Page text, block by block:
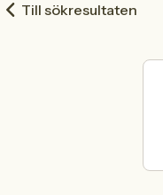
Arbetsliv och karriär
För arbetsgivare
Sök med AI
Till sökresultaten